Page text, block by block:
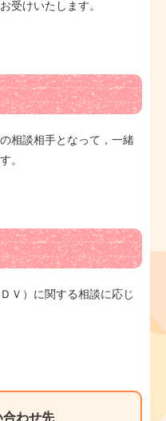
受けいたします。
相談相手となって，一緒
。
Ｖ）に関する相談に応じ
合わせ先